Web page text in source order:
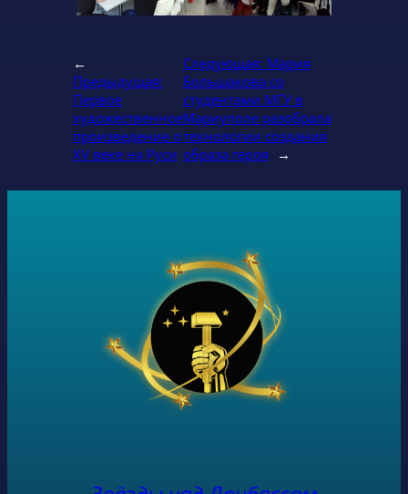
←
Предыдущая:
Первое
художественное
произведение о
XV веке на Руси
Следующая: Мария
Большакова со
студентами МГУ в
Мариуполе разобрала
технологии создания
образа героя
→